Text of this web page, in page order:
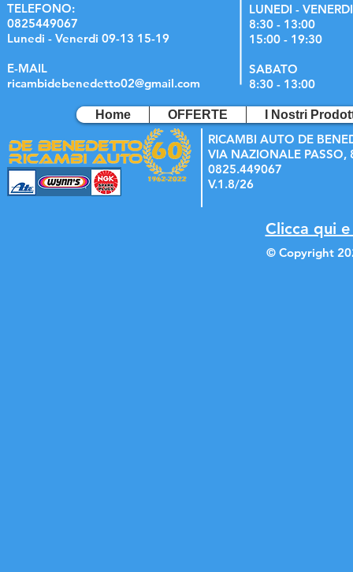
TELEFONO:
0825449067
Lunedi - Venerdi 09-13 15-19
E-MAIL
ricambidebenedetto02@gmail.com
LUNEDI - VENERDI
8:30 - 13:00
15:00 - 19:30
SABATO
8:30 - 13:00
Home OFFERTE I Nostri
RICAMBI AUTO DE
VIA NAZIONALE PASSO,
0825.449067
V.1.8/26
Clicca qui
© Copyright